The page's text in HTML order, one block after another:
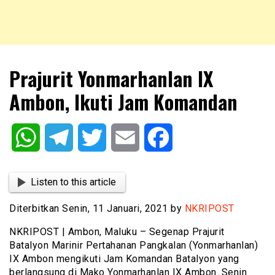
NKRIPOST
Prajurit Yonmarhanlan IX
Ambon, Ikuti Jam Komandan
WhatsAppTelegram Twitter Email
Listen to this article
Diterbitkan Senin, 11 Januari, 2021 by NKRIPOST
NKRIPOST | Ambon, Maluku – Segenap Prajurit
Batalyon Marinir Pertahanan Pangkalan (Yonmarhanlan)
IX Ambon mengikuti Jam Komandan Batalyon yang
berlangsung di Mako Yonmarhanlan IX Ambon. Senin